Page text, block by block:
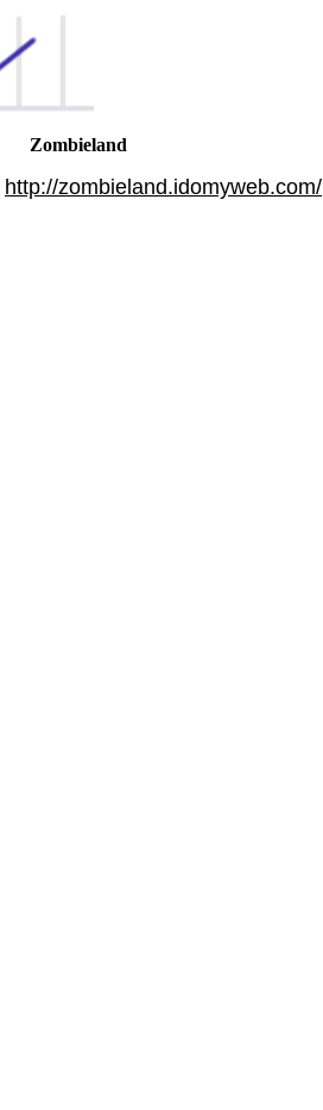
Zombieland
http://zombieland.idomyweb.com/